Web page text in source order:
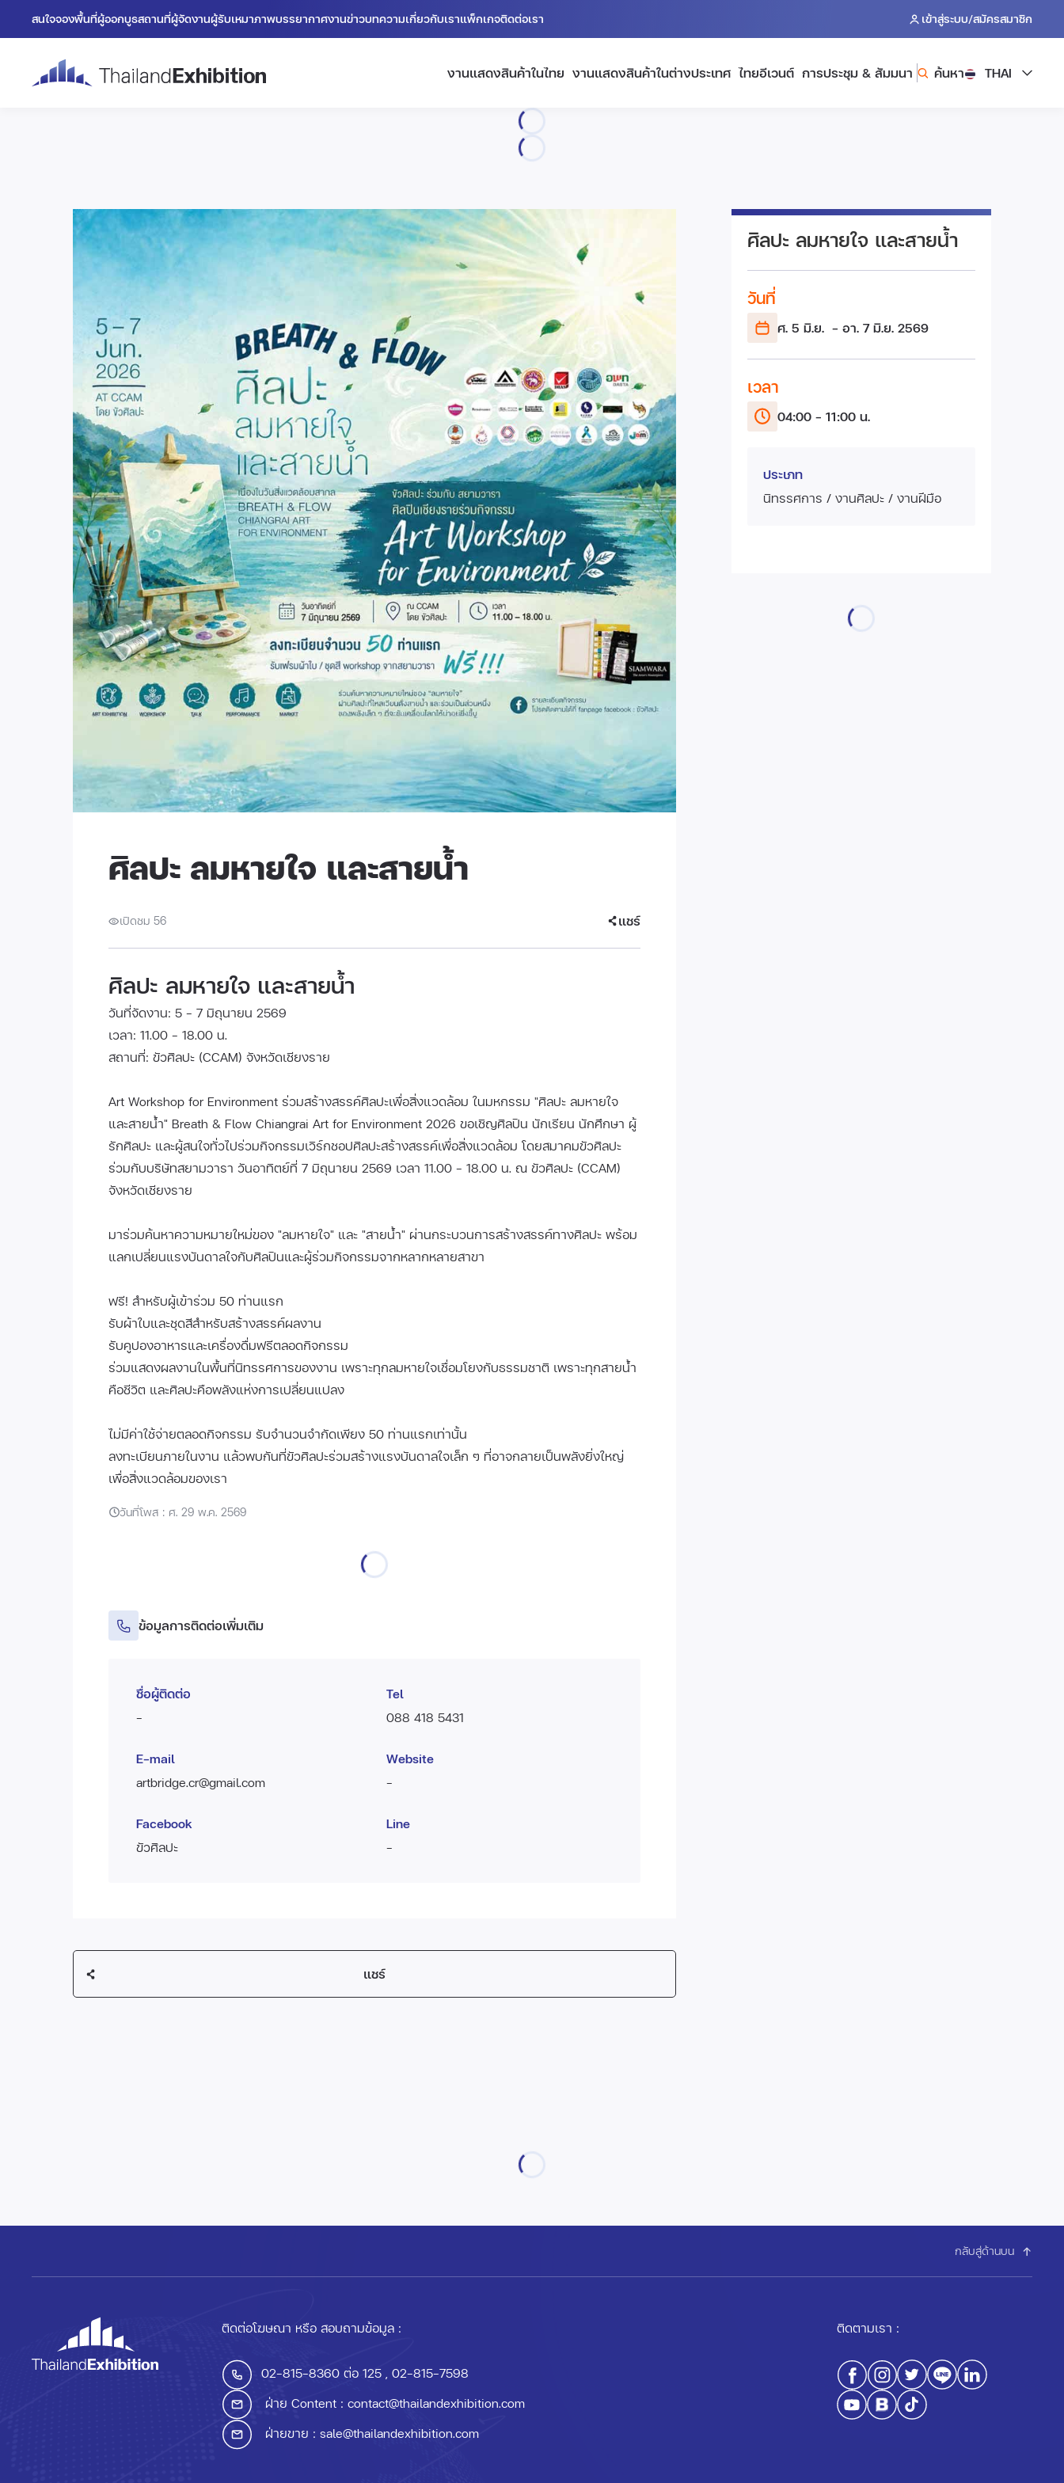
สนใจจองพื้นที่ผู้ออกบูธสถานที่ผู้จัดงานผู้รับเหมาภาพบรรยากาศงานข่าวบทความเกี่ยวกับเราแพ็กเกจติดต่อเรา เข้าสู่ระบบ/สมัครสมาชิก
งานแสดงสินค้าในไทย งานแสดงสินค้าในต่างประเทศ ไทยอีเวนต์ การประชุม & สัมมนา ค้นหา THAI
ศิลปะ ลมหายใจ และสายน้ำ
วันที่
ศ. 5 มิ.ย. - อา. 7 มิ.ย. 2569
เวลา
04:00 - 11:00 น.
ประเภท
นิทรรศการ / งานศิลปะ / งานฝีมือ
ศิลปะ ลมหายใจ และสายน้ำ
เปิดชม 56 แชร์
ศิลปะ ลมหายใจ และสายน้ำ
วันที่จัดงาน: 5 - 7 มิถุนายน 2569
เวลา: 11.00 - 18.00 น.
สถานที่: ขัวศิลปะ (CCAM) จังหวัดเชียงราย
Art Workshop for Environment ร่วมสร้างสรรค์ศิลปะเพื่อสิ่งแวดล้อม ในมหกรรม "ศิลปะ ลมหายใจ
และสายน้ำ" Breath & Flow Chiangrai Art for Environment 2026 ขอเชิญศิลปิน นักเรียน นักศึกษา ผู้
รักศิลปะ และผู้สนใจทั่วไปร่วมกิจกรรมเวิร์กชอปศิลปะสร้างสรรค์เพื่อสิ่งแวดล้อม โดยสมาคมขัวศิลปะ
ร่วมกับบริษัทสยามวารา วันอาทิตย์ที่ 7 มิถุนายน 2569 เวลา 11.00 – 18.00 น. ณ ขัวศิลปะ (CCAM)
จังหวัดเชียงราย
มาร่วมค้นหาความหมายใหม่ของ "ลมหายใจ" และ "สายน้ำ" ผ่านกระบวนการสร้างสรรค์ทางศิลปะ พร้อม
แลกเปลี่ยนแรงบันดาลใจกับศิลปินและผู้ร่วมกิจกรรมจากหลากหลายสาขา
ฟรี! สำหรับผู้เข้าร่วม 50 ท่านแรก
รับผ้าใบและชุดสีสำหรับสร้างสรรค์ผลงาน
รับคูปองอาหารและเครื่องดื่มฟรีตลอดกิจกรรม
ร่วมแสดงผลงานในพื้นที่นิทรรศการของงาน เพราะทุกลมหายใจเชื่อมโยงกับธรรมชาติ เพราะทุกสายน้ำ
คือชีวิต และศิลปะคือพลังแห่งการเปลี่ยนแปลง
ไม่มีค่าใช้จ่ายตลอดกิจกรรม รับจำนวนจำกัดเพียง 50 ท่านแรกเท่านั้น
ลงทะเบียนภายในงาน แล้วพบกันที่ขัวศิลปะร่วมสร้างแรงบันดาลใจเล็ก ๆ ที่อาจกลายเป็นพลังยิ่งใหญ่
เพื่อสิ่งแวดล้อมของเรา
วันที่โพส : ศ. 29 พ.ค. 2569
ข้อมูลการติดต่อเพิ่มเติม
ชื่อผู้ติดต่อ
-
Tel
088 418 5431
E-mail
artbridge.cr@gmail.com
Website
-
Facebook
ขัวศิลปะ
Line
-
แชร์
กลับสู่ด้านบน
ติดต่อโฆษณา หรือ สอบถามข้อมูล :
02-815-8360 ต่อ 125 , 02-815-7598
ฝ่าย Content : contact@thailandexhibition.com
ฝ่ายขาย : sale@thailandexhibition.com
ติดตามเรา :